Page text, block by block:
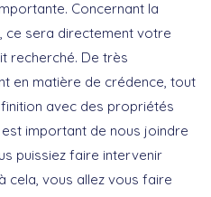
Concernant la
, ce sera directement votre
recherché. De très
en matière de crédence, tout
avec des propriétés
important de nous joindre
puissiez faire intervenir
cela, vous allez vous faire